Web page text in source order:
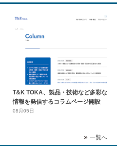
T&K TOKA、製品・技術など多彩な
情報を発信するコラムページ開設
08月05日
一覧へ